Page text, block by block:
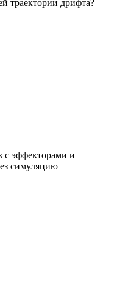
траектории дрифта?
с эффекторами и
симуляцию